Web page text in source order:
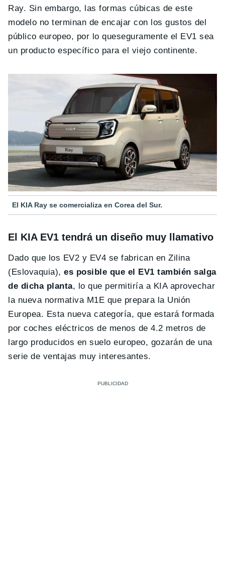
Ray. Sin embargo, las formas cúbicas de este
modelo no terminan de encajar con los gustos del
público europeo, por lo queseguramente el EV1 sea
un producto específico para el viejo continente.
El KIA Ray se comercializa en Corea del Sur.
El KIA EV1 tendrá un diseño muy llamativo
Dado que los EV2 y EV4 se fabrican en Zilina
(Eslovaquia),es posible que el EV1 también salga
de dicha planta, lo que permitiría a KIA aprovechar
la nueva normativa M1E que prepara la Unión
Europea. Esta nueva categoría, que estará formada
por coches eléctricos de menos de 4.2 metros de
largo producidos en suelo europeo, gozarán de una
serie de ventajas muy interesantes.